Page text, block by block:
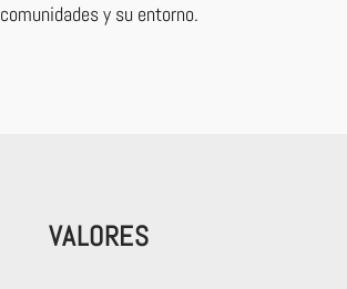
comunidades y su entorno.
VALORES